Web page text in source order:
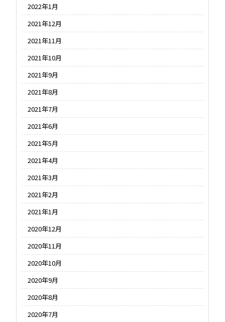
2022年1月
2021年12月
2021年11月
2021年10月
2021年9月
2021年8月
2021年7月
2021年6月
2021年5月
2021年4月
2021年3月
2021年2月
2021年1月
2020年12月
2020年11月
2020年10月
2020年9月
2020年8月
2020年7月